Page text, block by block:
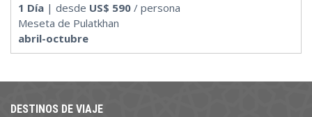
1 Día | desde US$ 590 / persona
Meseta de Pulatkhan
abril-octubre
DESTINOS DE VIAJE